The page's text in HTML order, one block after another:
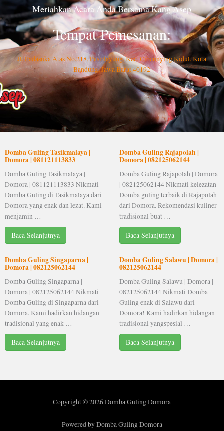
Meriahkan Acara Anda Bersama Kang Asep
Tempat Pemesanan:
Jl. Padasuka Atas No.218, Pasirlayung, Kec. Cibeunying Kidul, Kota
Bandung, Jawa Barat 40192
Domba Guling Tasikmalaya |
Domora | 081121113833
Domba Guling Tasikmalaya |
Domora | 081121113833 Nikmati
Domba Guling di Tasikmalaya dari
Domora yang enak dan lezat. Kami
menjamin …
Baca Selanjutnya
Domba Guling Rajapolah |
Domora | 082125062144
Domba Guling Rajapolah | Domora
| 082125062144 Nikmati kelezatan
Domba guling terbaik di Rajapolah
dari Domora. Rekomendasi kuliner
tradisional buat …
Baca Selanjutnya
Domba Guling Singaparna |
Domora | 082125062144
Domba Guling Singaparna |
Domora | 082125062144 Nikmati
Domba Guling di Singaparna dari
Domora. Kami hadirkan hidangan
tradisional yang enak …
Baca Selanjutnya
Domba Guling Salawu | Domora |
082125062144
Domba Guling Salawu | Domora |
082125062144 Nikmati Domba
Guling enak di Salawu dari
Domora! Kami hadirkan hidangan
tradisional yangspesial …
Baca Selanjutnya
Copyright © 2026 Domba Guling Domora
Powered by Domba Guling Domora